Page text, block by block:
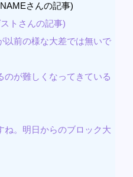
さんの記事)
トさんの記事)
以前の様な大差では無いで
のが難しくなってきている
ね。明日からのブロック大